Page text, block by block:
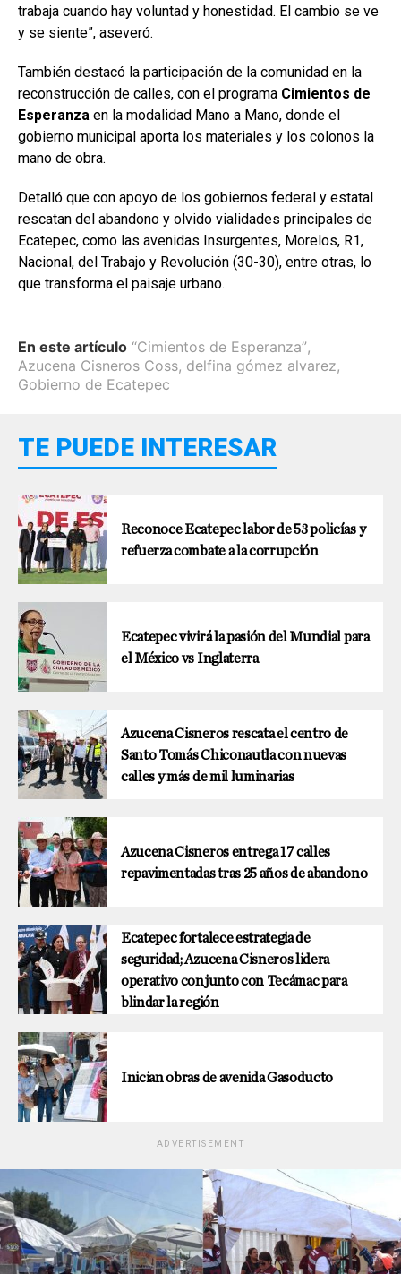
trabaja cuando hay voluntad y honestidad. El cambio se ve
y se siente”, aseveró.
También destacó la participación de la comunidad en la
reconstrucción de calles, con el programa Cimientos de
Esperanza en la modalidad Mano a Mano, donde el
gobierno municipal aporta los materiales y los colonos la
mano de obra.
Detalló que con apoyo de los gobiernos federal y estatal
rescatan del abandono y olvido vialidades principales de
Ecatepec, como las avenidas Insurgentes, Morelos, R1,
Nacional, del Trabajo y Revolución (30-30), entre otras, lo
que transforma el paisaje urbano.
En este artículo “Cimientos de Esperanza”,
Azucena Cisneros Coss, delfina gómez alvarez,
Gobierno de Ecatepec
TE PUEDE INTERESAR
Reconoce Ecatepec labor de 53 policías y
refuerza combate a la corrupción
Ecatepec vivirá la pasión del Mundial para
el México vs Inglaterra
Azucena Cisneros rescata el centro de
Santo Tomás Chiconautla con nuevas
calles y más de mil luminarias
Azucena Cisneros entrega 17 calles
repavimentadas tras 25 años de abandono
Ecatepec fortalece estrategia de
seguridad; Azucena Cisneros lidera
operativo conjunto con Tecámac para
blindar la región
Inician obras de avenida Gasoducto
ADVERTISEMENT